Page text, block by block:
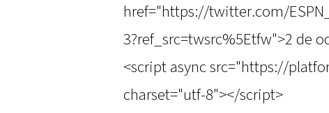
href="https://twitter.com/
3?ref_src=twsrc%5Etfw">2 de
<script async src="https://
charset="utf-8"></script>